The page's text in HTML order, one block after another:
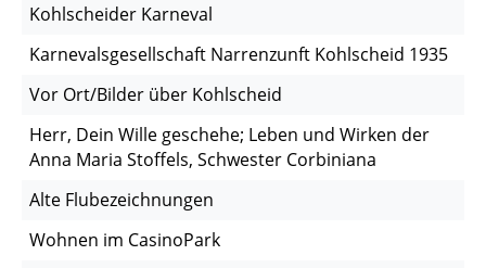
Kohlscheider Karneval
Karnevalsgesellschaft Narrenzunft Kohlscheid 1935
Vor Ort/Bilder über Kohlscheid
Herr, Dein Wille geschehe; Leben und Wirken der
Anna Maria Stoffels, Schwester Corbiniana
Alte Flubezeichnungen
Wohnen im CasinoPark